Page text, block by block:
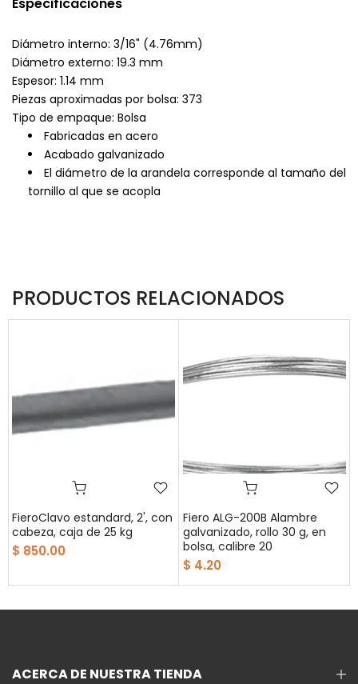
Diámetro interno: 3/16" (4.76mm)
Diámetro externo: 19.3 mm
Espesor: 1.14 mm
Piezas aproximadas por bolsa: 373
Tipo de empaque: Bolsa
Fabricadas en acero
Acabado galvanizado
El diámetro de la arandela corresponde al tamaño del
tornillo al que se acopla
PRODUCTOS RELACIONADOS
FieroClavo estandard, 2', con
cabeza, caja de 25 kg
$ 850.00
Fiero ALG-200B Alambre
galvanizado, rollo 30 g, en
bolsa, calibre 20
$ 4.20
ACERCA DE NUESTRA TIENDA